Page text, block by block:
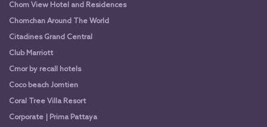
Chom View Hotel and Residences
Chomchan Around The World
Citadines Grand Central
Club Marriott
Cmor by recall hotels
Coco beach Jomtien
Coral Tree Villa Resort
Corporate | Prima Pattaya